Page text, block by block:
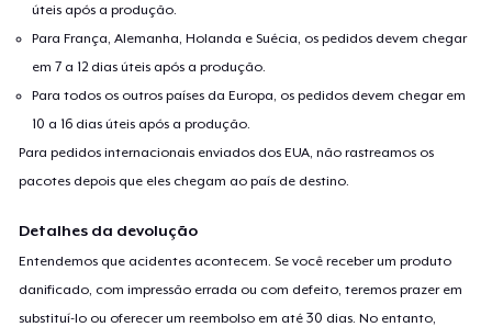
úteis após a produção.
Para França, Alemanha, Holanda e Suécia, os pedidos devem chegar
em 7 a 12 dias úteis após a produção.
Para todos os outros países da Europa, os pedidos devem chegar em
10 a 16 dias úteis após a produção.
Para pedidos internacionais enviados dos EUA, não rastreamos os
pacotes depois que eles chegam ao país de destino.
Detalhes da devolução
Entendemos que acidentes acontecem. Se você receber um produto
danificado, com impressão errada ou com defeito, teremos prazer em
substituí-lo ou oferecer um reembolso em até 30 dias. No entanto,